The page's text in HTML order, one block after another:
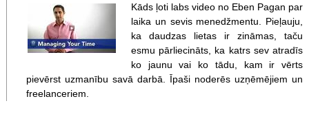
Kāds ļoti labs video no Eben Pagan par
laika un sevis menedžmentu. Pieļauju,
ka daudzas lietas ir zināmas, taču
esmu pārliecināts, ka katrs sev atradīs
ko jaunu vai ko tādu, kam ir vērts
pievērst uzmanību savā darbā. Īpaši noderēs uzņēmējiem un
freelanceriem.